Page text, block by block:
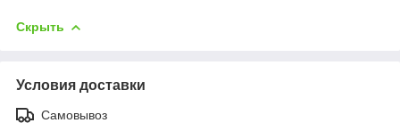
Скрыть
Условия доставки
Самовывоз